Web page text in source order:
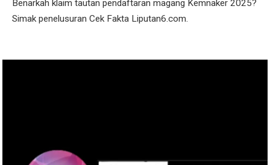
Benarkah klaim tautan pendaftaran magang Kemnaker 2025?
Simak penelusuran Cek Fakta Liputan6.com.